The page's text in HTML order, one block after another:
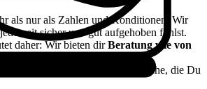
als nur als Zahlen und Konditionen. Wir
sicher und gut aufgehoben fühlst.
daher: Wir bieten dirBeratung wie von
und eine klare Sprache, die Du